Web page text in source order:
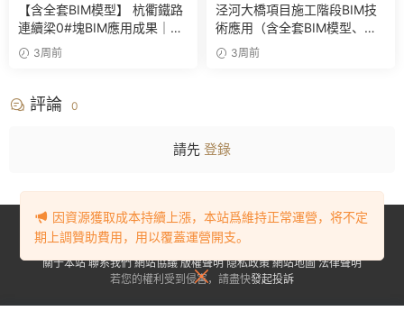
【含全套BIM模型】 杭衢鐵路
連續梁0#塊BIM應用成果｜鋼
筋與預應力深化施工實戰資料
3周前
泾河大橋項目施工階段BIM技
術應用（含全套BIM模型、彙
報PPT及演示視頻）
3周前
評論 0
請先 登錄
Copyright © 2023-2024BIM資源網. All Rights Reserved.
2023001905号-1
關于本站 聯系我們 網站協議 版權聲明 隐私政策 網站地圖 法律聲明
若您的權利受到侵害，請盡快發起投訴
因資源獲取成本持續上漲，本站爲維持正常運營，将不定
期上調贊助費用，用以覆蓋運營開支。